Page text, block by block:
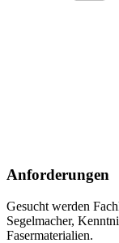
Anforderungen
Gesucht werden
Segelmacher,
Fasermaterialien.